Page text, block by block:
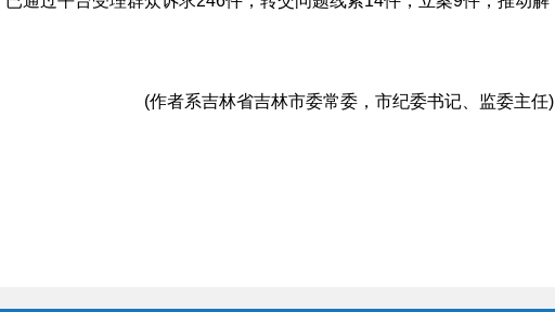
(作者系吉林省吉林市委常委，市纪委书记、监委主任)